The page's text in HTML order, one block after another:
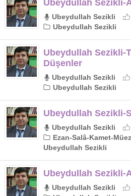
Ubeydullah Sezikli-
Ubeydullah Sezikli
Ubeydullah Sezikli
Ubeydullah Sezikli-
Düşenler
Ubeydullah Sezikli
Ubeydullah Sezikli
Ubeydullah Sezikli-
Ubeydullah Sezikli
Ezan-Salâ-Kamet-
Ubeydullah Sezikli
Ubeydullah Sezikli-
Ubeydullah Sezikli